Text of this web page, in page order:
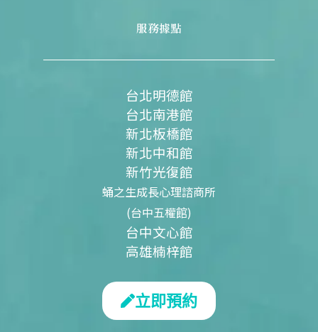
服務據點
台北明德館
台北南港館
新北板橋館
新北中和館
新竹光復館
蛹之生成長心理諮商所
(台中五權館)
台中文心館
高雄楠梓館
立即預約